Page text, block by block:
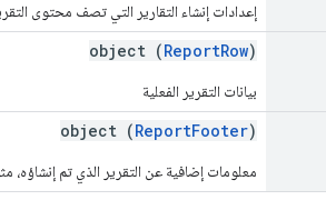
إعدادات إنشاء التقارير التي تصف محتوى
object (ReportRow)
بيانات التقرير الفعلية
object (ReportFooter)
معلومات إضافية عن التقرير الذي تم إنشاؤه،